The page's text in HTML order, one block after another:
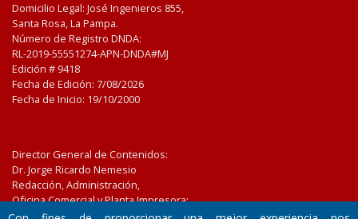
Domicilio Legal: José Ingenieros 855,
Santa Rosa, La Pampa.
Número de Registro DNDA:
RL-2019-55551274-APN-DNDA#MJ
Edición # 9418
Fecha de Edición: 7/08/2026
Fecha de Inicio: 19/10/2000
Director General de Contenidos:
Dr. Jorge Ricardo Nemesio
Redacción, Administración,
Oficina Comercial y Planta Impresora:
José Ingenieros 855,